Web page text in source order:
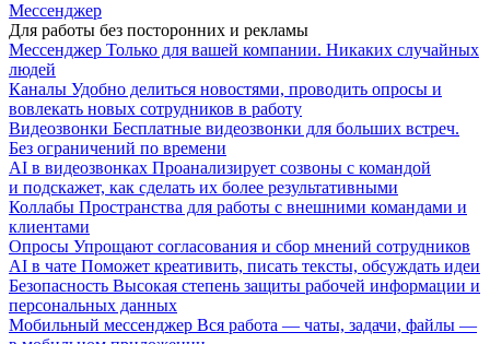
Мессенджер
Для работы без посторонних и рекламы
Мессенджер Только для вашей компании. Никаких случайных
людей
Каналы Удобно делиться новостями, проводить опросы и
вовлекать новых сотрудников в работу
Видеозвонки Бесплатные видеозвонки для больших встреч.
Без ограничений по времени
AI в видеозвонках Проанализирует созвоны с командой
и подскажет, как сделать их более результативными
Коллабы Пространства для работы с внешними командами и
клиентами
Опросы Упрощают согласования и сбор мнений сотрудников
AI в чате Поможет креативить, писать тексты, обсуждать идеи
Безопасность Высокая степень защиты рабочей информации и
персональных данных
Мобильный мессенджер Вся работа — чаты, задачи, файлы —